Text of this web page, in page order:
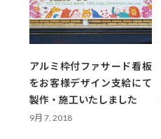
アルミ枠付ファサード看板
をお客様デザイン支給にて
製作・施工いたしました
9月 7, 2018